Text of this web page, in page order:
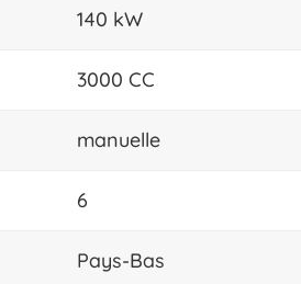
140 kW
3000 CC
manuelle
6
Pays-Bas